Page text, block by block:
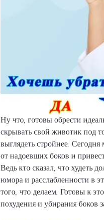
Ну что, готовы обрести
скрывать свой животик под
выглядеть стройнее.
от надоевших боков и
Ведь кто сказал, что худеть
юмора и расслабленности в
того, что делаем. Готовы к
похудения и убирания боков